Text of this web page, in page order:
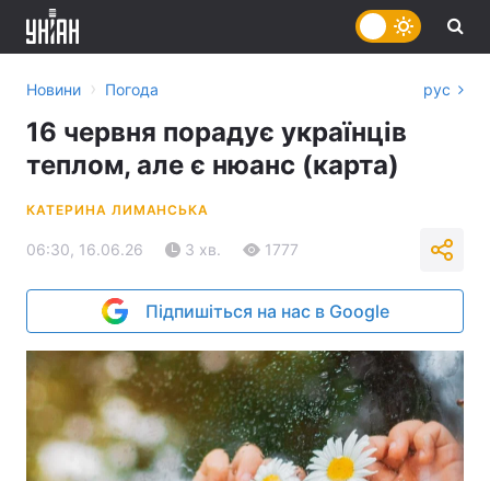
Новини › Погода рус
16 червня порадує українців
теплом, але є нюанс (карта)
КАТЕРИНА ЛИМАНСЬКА
06:30, 16.06.26 3 хв. 1777
Підпишіться на нас в Google